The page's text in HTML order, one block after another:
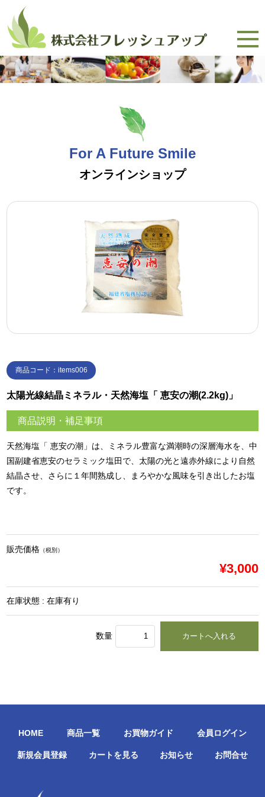
For A Future Smile
オンラインショップ
商品コード：items006
太陽光線結晶ミネラル・天然海塩「 恵安の潮(2.2kg)」
商品説明・補足事項
天然海塩「 恵安の潮」は、ミネラル豊富な満潮時の深層海水を、中
国副建省恵安のセラミック塩田で、太陽の光と遠赤外線により自然
結晶させ、さらに１年間熟成し、まろやかな風味を引き出したお塩
です。
販売価格 （税別）
¥3,000
在庫状態 : 在庫有り
数量
HOME 商品一覧 お買物ガイド 会員ログイン
新規会員登録 カートを見る お知らせ お問合せ